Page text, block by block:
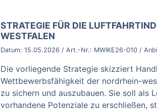
BROSCHÜRE:
STRATEGIE FÜR DIE
WESTFALEN
Datum: 15.05.2026 / Art.-Nr.: MWIKE26-010 /
Die vorliegende Strategie skizziert
Wettbewerbsfähigkeit der nordrhein-
zu sichern und auszubauen. Sie soll als
vorhandene Potenziale zu erschließen,